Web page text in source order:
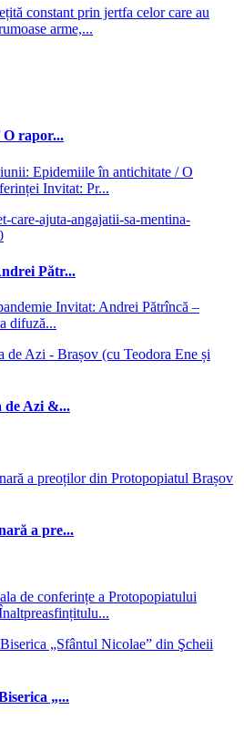
constant prin jertfa celor care au
arme,...
O rapor...
Epidemiile în antichitate / O
Invitat: Pr...
Pătr...
Invitat: Andrei Pătrîncă –
difuză...
de Azi &...
a pre...
de conferințe a Protopopiatului
„...